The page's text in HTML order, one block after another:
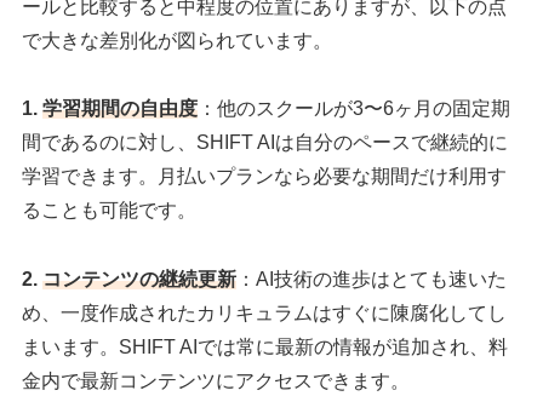
ールと比較すると中程度の位置にありますが、以下の点
で大きな差別化が図られています。
1.学習期間の自由度 ：他のスクールが3〜6ヶ月の固定期
間であるのに対し、SHIFT AIは自分のペースで継続的に
学習できます。月払いプランなら必要な期間だけ利用す
ることも可能です。
2.コンテンツの継続更新 ：AI技術の進歩はとても速いた
め、一度作成されたカリキュラムはすぐに陳腐化してし
まいます。SHIFT AIでは常に最新の情報が追加され、料
金内で最新コンテンツにアクセスできます。